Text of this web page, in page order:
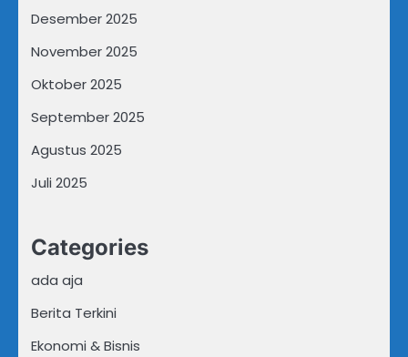
Desember 2025
November 2025
Oktober 2025
September 2025
Agustus 2025
Juli 2025
Categories
ada aja
Berita Terkini
Ekonomi & Bisnis